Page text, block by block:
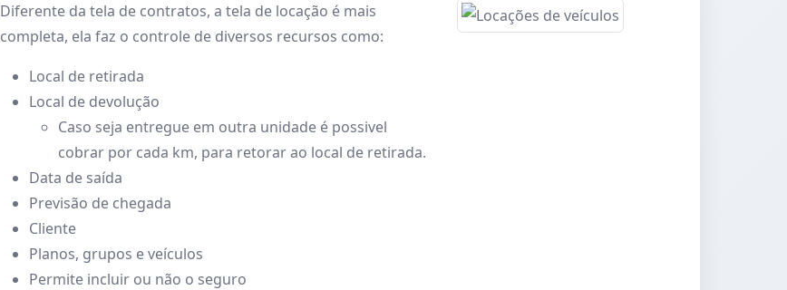
Diferente da tela de contratos, a tela de locação é mais
completa, ela faz o controle de diversos recursos como:
Local de retirada
Local de devolução
Caso seja entregue em outra unidade é possivel
cobrar por cada km, para retorar ao local de retirada.
Data de saída
Previsão de chegada
Cliente
Planos, grupos e veículos
Permite incluir ou não o seguro